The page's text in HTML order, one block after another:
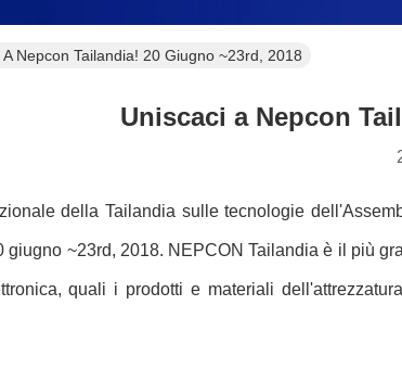
A Nepcon Tailandia! 20 Giugno ~23rd, 2018
Uniscaci a Nepcon
della Tailandia sulle tecnologie
giugno ~23rd, 2018. NEPCON Tailandia è il più
quali i prodotti e materiali